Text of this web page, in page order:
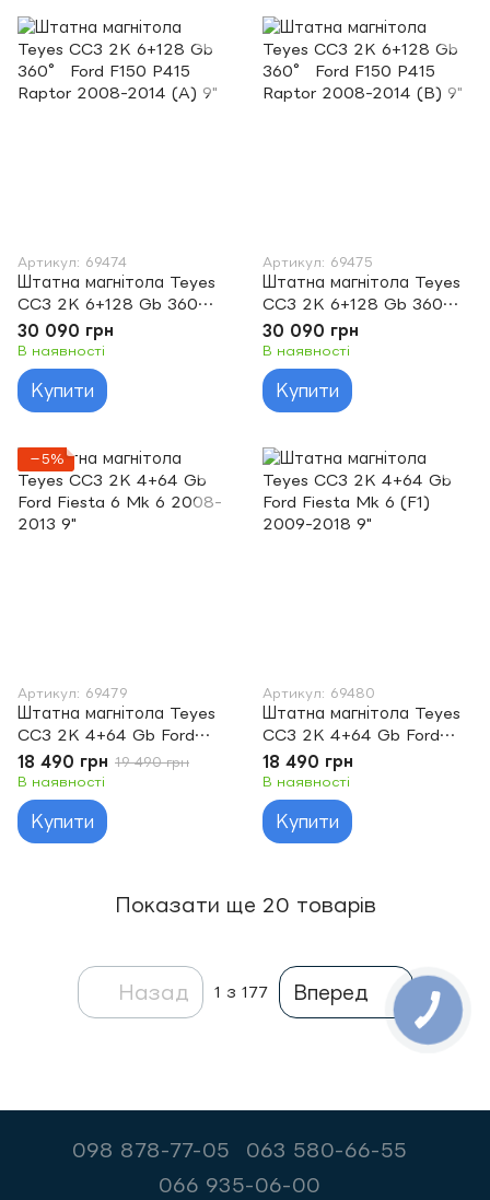
Артикул: 69474
Штатна магнітола Teyes
CC3 2K 6+128 Gb 360°
Ford F150 P415 Raptor
2008-2014 (A) 9"
30 090 грн
В наявності
Купити
Артикул: 69475
Штатна магнітола Teyes
CC3 2K 6+128 Gb 360°
Ford F150 P415 Raptor
2008-2014 (B) 9"
30 090 грн
В наявності
Купити
−5%
Артикул: 69479
Штатна магнітола Teyes
CC3 2K 4+64 Gb Ford
Fiesta 6 Mk 6 2008-2013
9"
18 490 грн 19 490 грн
В наявності
Купити
Артикул: 69480
Штатна магнітола Teyes
CC3 2K 4+64 Gb Ford
Fiesta Mk 6 (F1) 2009-
2018 9"
18 490 грн
В наявності
Купити
Показати ще 20 товарів
Назад 1 з 177 Вперед
098 878-77-05
063 580-66-55
066 935-06-00